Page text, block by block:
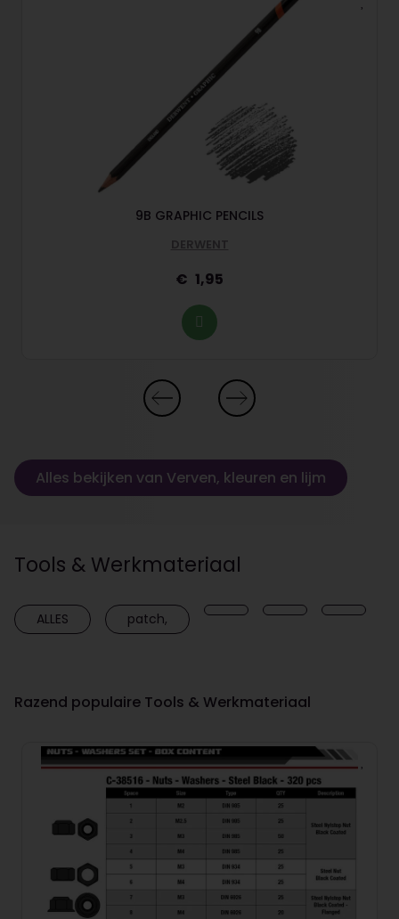
9B GRAPHIC PENCILS
DERWENT
1,95
Alles bekijken van Verven, kleuren en lijm
Tools & Werkmateriaal
ALLES patch,
Razend populaire Tools & Werkmateriaal